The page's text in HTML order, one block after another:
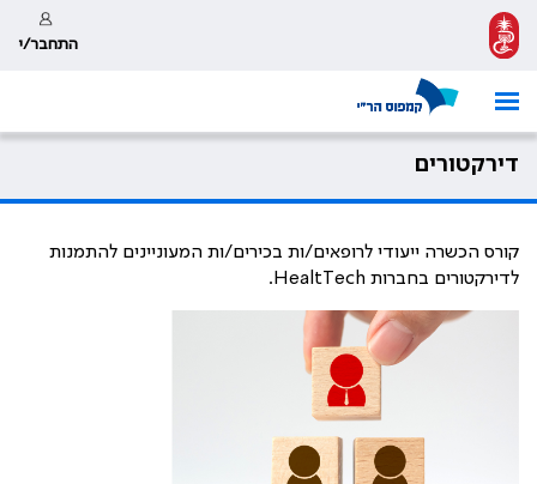
התחבר/י
דירקטורים
קורס הכשרה ייעודי לרופאים/ות בכירים/ות המעוניינים להתמנות
לדירקטורים בחברות HealtTech.